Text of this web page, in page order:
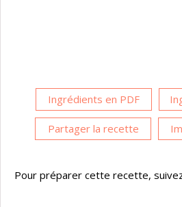
Ingrédients en PDF
Partager la recette
Pour préparer cette recette,